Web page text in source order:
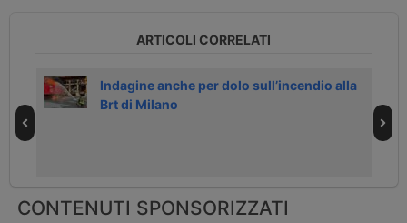
ARTICOLI CORRELATI
Indagine anche per dolo sull’incendio alla
Brt di Milano
CONTENUTI SPONSORIZZATI